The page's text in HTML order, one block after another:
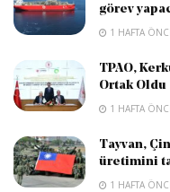
görev
1 HAFTA
TPAO,
Ortak Oldu
1 HAFTA
Tayvan,
üretimini
1 HAFTA